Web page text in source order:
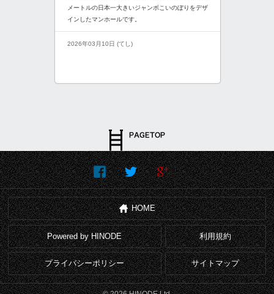
メートルの日本一大きいジャンボこいのぼりをデザ
インしたマンホールです。
2026年03月10日 (てし)
HOME
Powered by HINODE 利用規約
プライバシーポリシー サイトマップ